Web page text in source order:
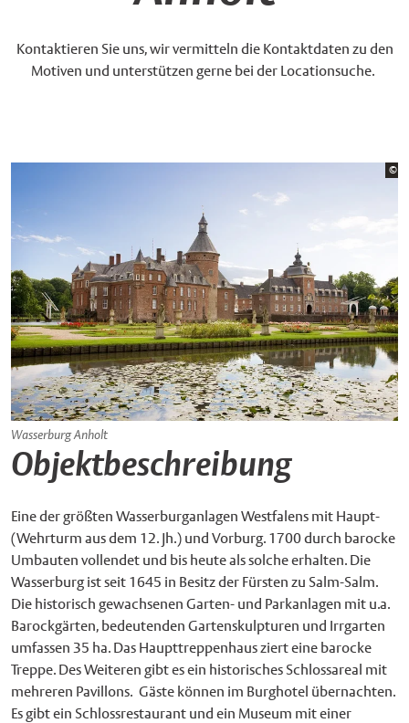
Kontaktieren Sie uns, wir vermitteln die Kontaktdaten zu den
Motiven und unterstützen gerne bei der Locationsuche.
©
Wasserburg Anholt
Objektbeschreibung
Eine der größten Wasserburganlagen Westfalens mit Haupt-
(Wehrturm aus dem 12. Jh.) und Vorburg. 1700 durch barocke
Umbauten vollendet und bis heute als solche erhalten. Die
Wasserburg ist seit 1645 in Besitz der Fürsten zu Salm-Salm.
Die historisch gewachsenen Garten- und Parkanlagen mit u.a.
Barockgärten, bedeutenden Gartenskulpturen und Irrgarten
umfassen 35 ha. Das Haupttreppenhaus ziert eine barocke
Treppe. Des Weiteren gibt es ein historisches Schlossareal mit
mehreren Pavillons. Gäste können im Burghotel übernachten.
Es gibt ein Schlossrestaurant und ein Museum mit einer